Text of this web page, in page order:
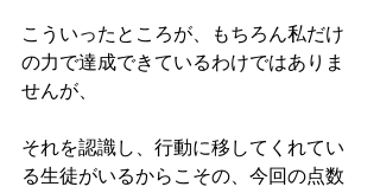
こういったところが、もちろん私だけ
の力で達成できているわけではありま
せんが、
それを認識し、行動に移してくれてい
る生徒がいるからこその、今回の点数